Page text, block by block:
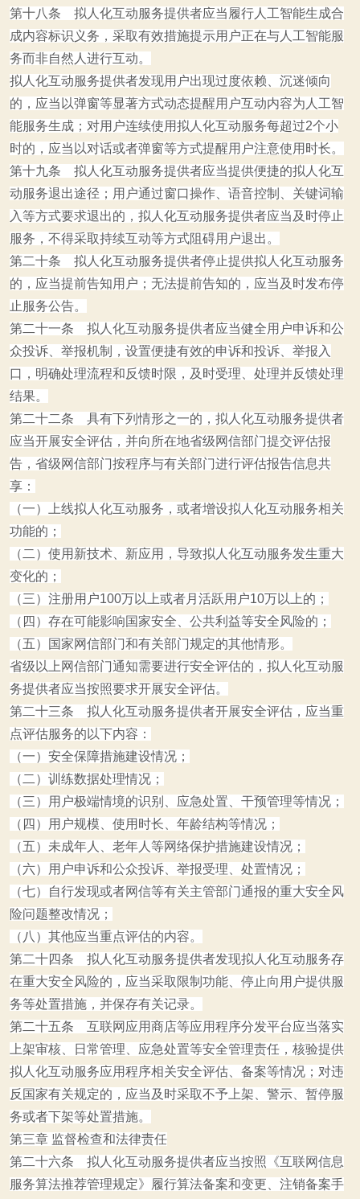
第十八条 拟人化互动服务提供者应当履行人工智能生成合
成内容标识义务，采取有效措施提示用户正在与人工智能服
务而非自然人进行互动。
拟人化互动服务提供者发现用户出现过度依赖、沉迷倾向
的，应当以弹窗等显著方式动态提醒用户互动内容为人工智
能服务生成；对用户连续使用拟人化互动服务每超过2个小
时的，应当以对话或者弹窗等方式提醒用户注意使用时长。
第十九条 拟人化互动服务提供者应当提供便捷的拟人化互
动服务退出途径；用户通过窗口操作、语音控制、关键词输
入等方式要求退出的，拟人化互动服务提供者应当及时停止
服务，不得采取持续互动等方式阻碍用户退出。
第二十条 拟人化互动服务提供者停止提供拟人化互动服务
的，应当提前告知用户；无法提前告知的，应当及时发布停
止服务公告。
第二十一条 拟人化互动服务提供者应当健全用户申诉和公
众投诉、举报机制，设置便捷有效的申诉和投诉、举报入
口，明确处理流程和反馈时限，及时受理、处理并反馈处理
结果。
第二十二条 具有下列情形之一的，拟人化互动服务提供者
应当开展安全评估，并向所在地省级网信部门提交评估报
告，省级网信部门按程序与有关部门进行评估报告信息共
享：
（一）上线拟人化互动服务，或者增设拟人化互动服务相关
功能的；
（二）使用新技术、新应用，导致拟人化互动服务发生重大
变化的；
（三）注册用户100万以上或者月活跃用户10万以上的；
（四）存在可能影响国家安全、公共利益等安全风险的；
（五）国家网信部门和有关部门规定的其他情形。
省级以上网信部门通知需要进行安全评估的，拟人化互动服
务提供者应当按照要求开展安全评估。
第二十三条 拟人化互动服务提供者开展安全评估，应当重
点评估服务的以下内容：
（一）安全保障措施建设情况；
（二）训练数据处理情况；
（三）用户极端情境的识别、应急处置、干预管理等情况；
（四）用户规模、使用时长、年龄结构等情况；
（五）未成年人、老年人等网络保护措施建设情况；
（六）用户申诉和公众投诉、举报受理、处置情况；
（七）自行发现或者网信等有关主管部门通报的重大安全风
险问题整改情况；
（八）其他应当重点评估的内容。
第二十四条 拟人化互动服务提供者发现拟人化互动服务存
在重大安全风险的，应当采取限制功能、停止向用户提供服
务等处置措施，并保存有关记录。
第二十五条 互联网应用商店等应用程序分发平台应当落实
上架审核、日常管理、应急处置等安全管理责任，核验提供
拟人化互动服务应用程序相关安全评估、备案等情况；对违
反国家有关规定的，应当及时采取不予上架、警示、暂停服
务或者下架等处置措施。
第三章 监督检查和法律责任
第二十六条 拟人化互动服务提供者应当按照
《互联网信息
服务算法推荐管理规定》
履行算法备案和变更、注销备案手